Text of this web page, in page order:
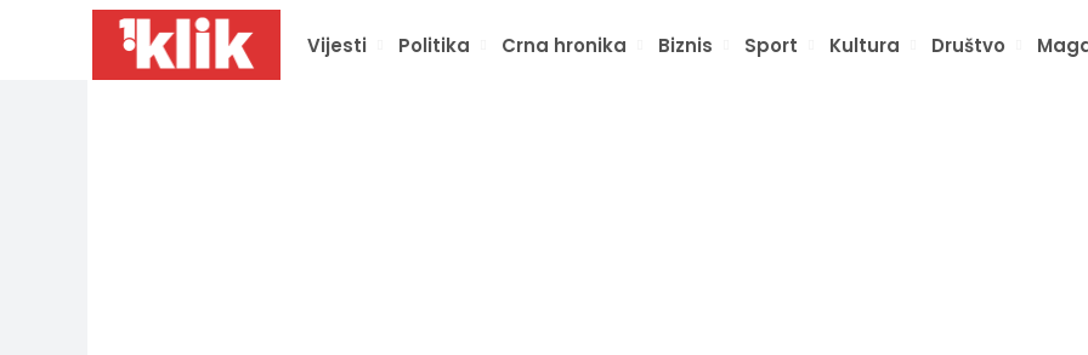
Vijesti Politika Crna hronika Biznis Sport Kultura Društvo